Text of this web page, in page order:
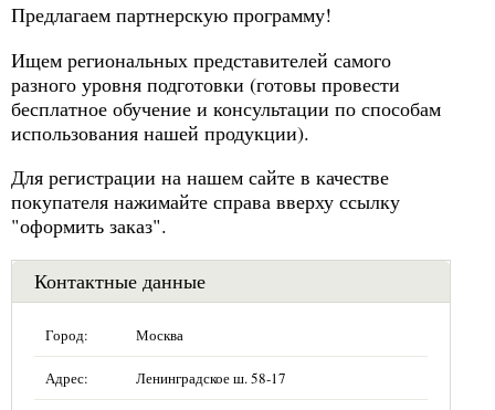
Предлагаем партнерскую программу!
Ищем региональных представителей самого
разного уровня подготовки (готовы провести
бесплатное обучение и консультации по способам
использования нашей продукции).
Для регистрации на нашем сайте в качестве
покупателя нажимайте справа вверху ссылку
"оформить заказ".
Контактные данные
Город: Москва
Адрес: Ленинградское ш. 58-17